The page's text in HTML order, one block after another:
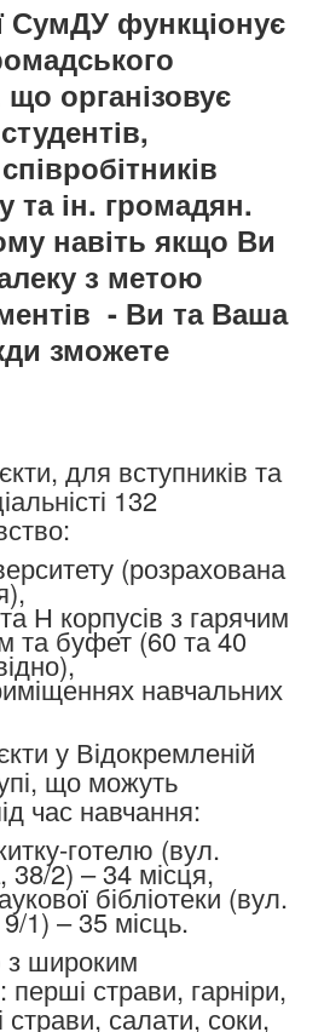
СумДУ функціонує
організовує
та ін. громадян.
навіть якщо Ви
з метою
- Ви та Ваша
зможете
для вступників та
132
(розрахована
Н корпусів з гарячим
та буфет (60 та 40
навчальних
у Відокремленій
що можуть
час навчання:
готелю (вул.
38/2) – 34 місця,
бібліотеки (вул.
1) – 35 місць.
широким
страви, гарніри,
страви, салати, соки,